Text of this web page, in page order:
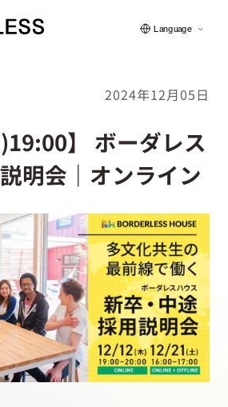
ついて
組み
ジネス
Language
2024年12月05日
】 ボーダレス
明会｜オンライン